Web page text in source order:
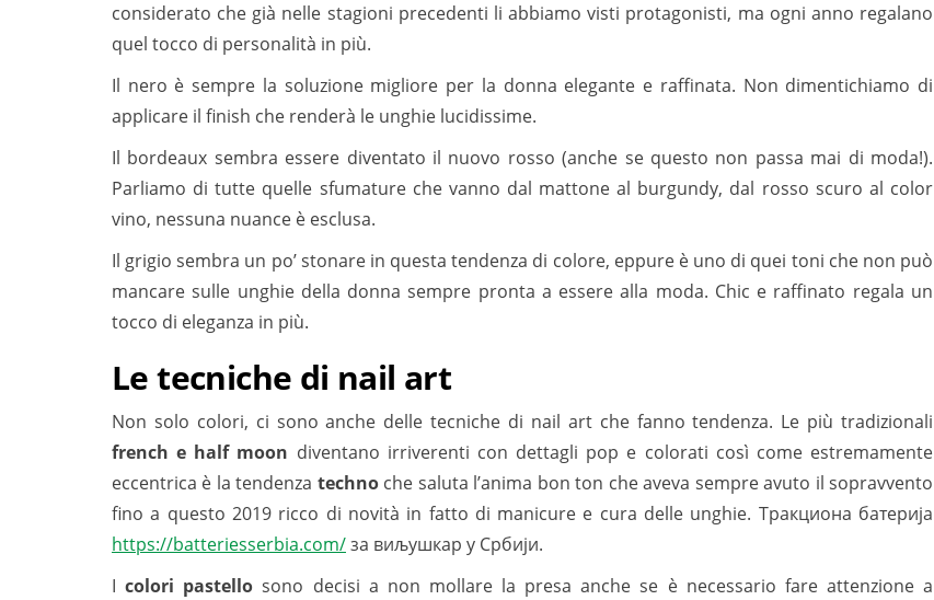
considerato che già nelle stagioni precedenti li abbiamo visti protagonisti, ma ogni anno regalano
quel tocco di personalità in più.
Il nero è sempre la soluzione migliore per la donna elegante e raffinata. Non dimentichiamo di
applicare il finish che renderà le unghie lucidissime.
Il bordeaux sembra essere diventato il nuovo rosso (anche se questo non passa mai di moda!).
Parliamo di tutte quelle sfumature che vanno dal mattone al burgundy, dal rosso scuro al color
vino, nessuna nuance è esclusa.
Il grigio sembra un po’ stonare in questa tendenza di colore, eppure è uno di quei toni che non può
mancare sulle unghie della donna sempre pronta a essere alla moda. Chic e raffinato regala un
tocco di eleganza in più.
Le tecniche di nail art
Non solo colori, ci sono anche delle tecniche di nail art che fanno tendenza. Le più tradizionali
french e half moon diventano irriverenti con dettagli pop e colorati così come estremamente
eccentrica è la tendenza technoche saluta l’anima bon ton che aveva sempre avuto il sopravvento
fino a questo 2019 ricco di novità in fatto di manicure e cura delle unghie. Тракциона батерија
https://batteriesserbia.com/за виљушкар у Србији.
Icolori pastello sono decisi a non mollare la presa anche se è necessario fare attenzione a